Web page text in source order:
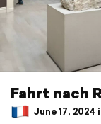
Fahrt nach
June 17, 2024